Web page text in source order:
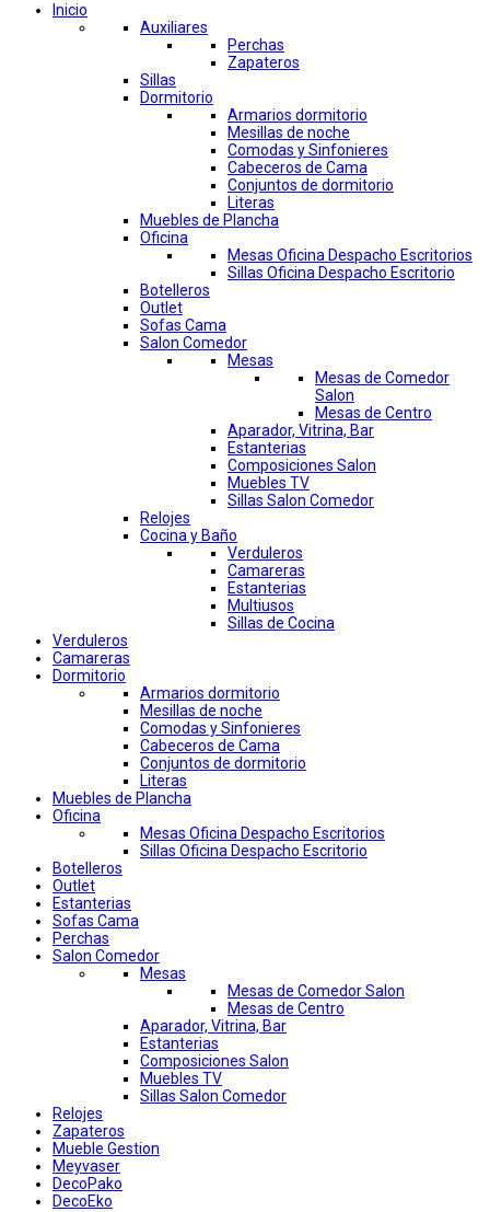
Inicio
Auxiliares
Perchas
Zapateros
Sillas
Dormitorio
Armarios dormitorio
Mesillas de noche
Comodas y Sinfonieres
Cabeceros de Cama
Conjuntos de dormitorio
Literas
Muebles de Plancha
Oficina
Mesas Oficina Despacho Escritorios
Sillas Oficina Despacho Escritorio
Botelleros
Outlet
Sofas Cama
Salon Comedor
Mesas
Mesas de Comedor
Salon
Mesas de Centro
Aparador, Vitrina, Bar
Estanterias
Composiciones Salon
Muebles TV
Sillas Salon Comedor
Relojes
Cocina y Baño
Verduleros
Camareras
Estanterias
Multiusos
Sillas de Cocina
Verduleros
Camareras
Dormitorio
Armarios dormitorio
Mesillas de noche
Comodas y Sinfonieres
Cabeceros de Cama
Conjuntos de dormitorio
Literas
Muebles de Plancha
Oficina
Mesas Oficina Despacho Escritorios
Sillas Oficina Despacho Escritorio
Botelleros
Outlet
Estanterias
Sofas Cama
Perchas
Salon Comedor
Mesas
Mesas de Comedor Salon
Mesas de Centro
Aparador, Vitrina, Bar
Estanterias
Composiciones Salon
Muebles TV
Sillas Salon Comedor
Relojes
Zapateros
Mueble Gestion
Meyvaser
DecoPako
DecoEko